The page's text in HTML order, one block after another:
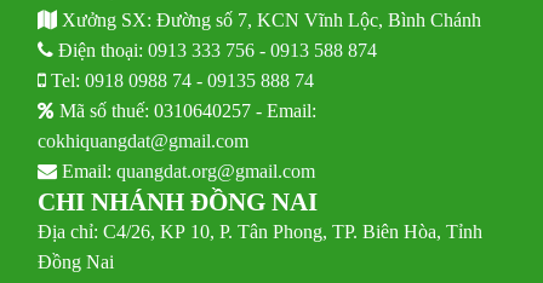
Xưởng SX: Đường số 7, KCN Vĩnh Lộc, Bình Chánh
Điện thoại:0913 333 756 -0913 588 874
Tel:0918 0988 74 -09135 888 74
Mã số thuế: 0310640257 - Email:
cokhiquangdat@gmail.com
Email:quangdat.org@gmail.com
CHI NHÁNH ĐỒNG NAI
Địa chỉ: C4/26, KP 10, P. Tân Phong, TP. Biên Hòa, Tỉnh
Đồng Nai